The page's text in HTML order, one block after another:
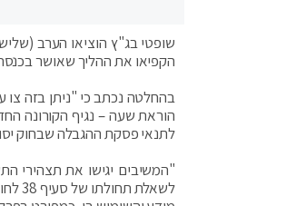
שופטי בג"ץ הוציאו הערב
הקפיאו את ההליך שאושר
לתנאי פסקת ההגבלה שבחוק